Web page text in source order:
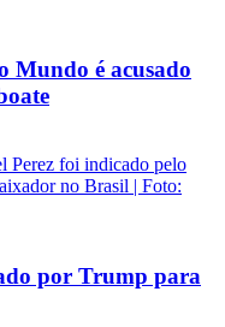
Mundo é acusado
por Trump para